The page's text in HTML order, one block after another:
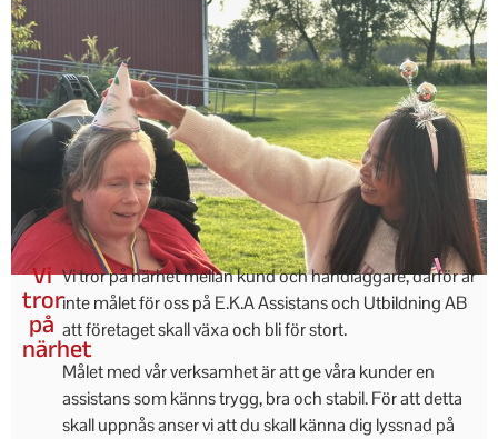
Vi
tror
på
närhet
Vi tror på närhet mellan kund och handläggare, därför är
inte målet för oss på E.K.A Assistans och Utbildning AB
att företaget skall växa och bli för stort.
Målet med vår verksamhet är att ge våra kunder en
assistans som känns trygg, bra och stabil. För att detta
skall uppnås anser vi att du skall känna dig lyssnad på